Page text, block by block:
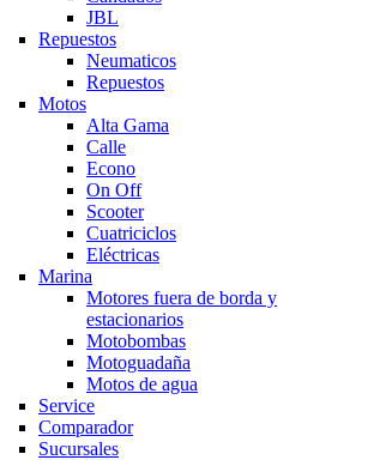
JBL
Repuestos
Neumaticos
Repuestos
Motos
Alta Gama
Calle
Econo
On Off
Scooter
Cuatriciclos
Eléctricas
Marina
Motores fuera de borda y
estacionarios
Motobombas
Motoguadaña
Motos de agua
Service
Comparador
Sucursales